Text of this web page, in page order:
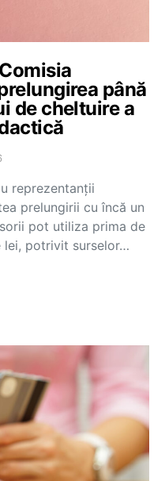
până
de cheltuire a
reprezentanții
prelungirii cu încă un
pot utiliza prima de
lei, potrivit surselor…